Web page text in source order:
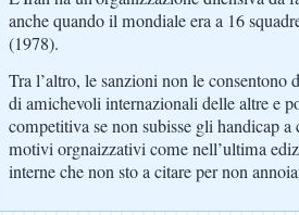
anche quando il mondiale era a 16
(1978).
Tra l’altro, le sanzioni non le consentono
di amichevoli internazionali delle altre e
competitiva se non subisse gli handicap
motivi orgnaizzativi come nell’ultima
interne che non sto a citare per non